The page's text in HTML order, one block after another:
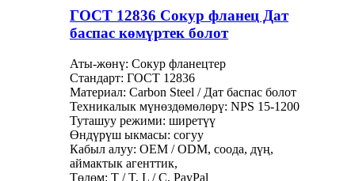
ГОСТ 12836 Сокур фланец Дат
баспас көмүртек болот
Аты-жөнү: Сокур фланецтер
Стандарт: ГОСТ 12836
Материал: Carbon Steel / Дат баспас болот
Техникалык мүнөздөмөлөрү: NPS 15-1200
Туташуу режими: ширетүү
Өндүрүш ыкмасы: согуу
Кабыл алуу: OEM / ODM, соода, дүң,
аймактык агенттик,
Төлөм: T / T, L / C, PayPal